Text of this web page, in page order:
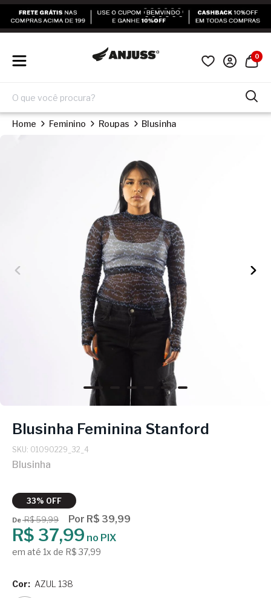
0
Home Feminino Roupas Blusinha
Blusinha Feminina Stanford
SKU: 01090229_32_4
Blusinha
33% OFF
DeR$ 59,99 Por R$ 39,99
R$ 37,99 no PIX
em até 1x de R$ 37,99
Cor: AZUL 138